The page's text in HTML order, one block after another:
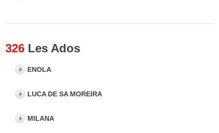
326 Les Ados
ENOLA
LUCA DE SA MOREIRA
MILANA